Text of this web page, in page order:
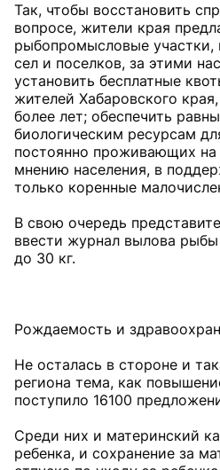
Так, чтобы восстановить
вопросе, жители края
рыбопромысловые участки,
сел и поселков, за этими
установить бесплатные
жителей Хабаровского
более лет; обеспечить
биологическим ресурсам
постоянно проживающих на
мнению населения, в
только коренные
В свою очередь
ввести журнал вылова
до 30 кг.
Рождаемость и
Не осталась в стороне и
региона тема, как
поступило 16100
Среди них и материнский
ребенка, и сохранение за